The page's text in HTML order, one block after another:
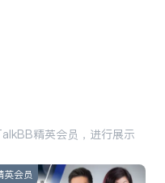
精英会员，进行展示
英会员